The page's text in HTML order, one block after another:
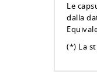
Le
dalla
(*) La